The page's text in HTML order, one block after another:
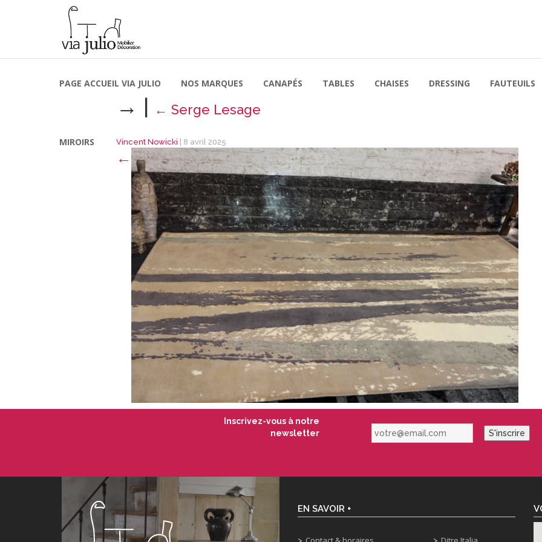
PAGE ACCUEIL VIA JULIO NOS MARQUES CANAPÉS TABLES CHAISES DRESSING FAUTEUILS
MIROIRS
→ | ← Serge Lesage
Vincent Nowicki 8 avril 2025
←
Inscrivez-vous à notre
newsletter
votre@email.com S'inscrire
EN SAVOIR +